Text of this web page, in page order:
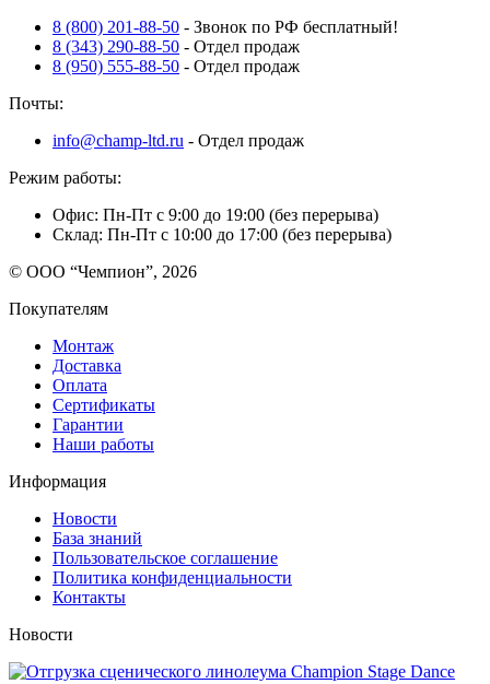
8 (800) 201-88-50 - Звонок по РФ бесплатный!
8 (343) 290-88-50 - Отдел продаж
8 (950) 555-88-50 - Отдел продаж
Почты:
info@champ-ltd.ru - Отдел продаж
Режим работы:
Офис: Пн-Пт с 9:00 до 19:00 (без перерыва)
Склад: Пн-Пт с 10:00 до 17:00 (без перерыва)
© ООО “Чемпион”, 2026
Покупателям
Монтаж
Доставка
Оплата
Сертификаты
Гарантии
Наши работы
Информация
Новости
База знаний
Пользовательское соглашение
Политика конфиденциальности
Контакты
Новости